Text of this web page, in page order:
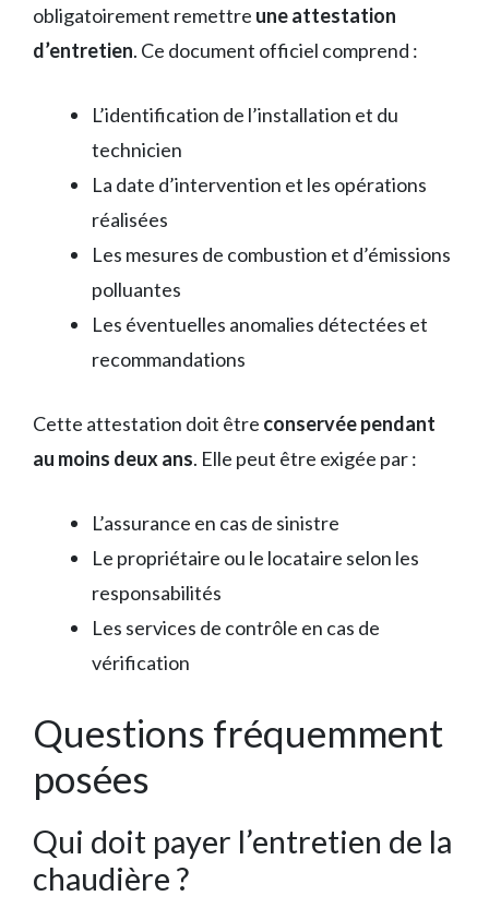
obligatoirement remettre une attestation
d’entretien. Ce document officiel comprend :
L’identification de l’installation et du
technicien
La date d’intervention et les opérations
réalisées
Les mesures de combustion et d’émissions
polluantes
Les éventuelles anomalies détectées et
recommandations
Cette attestation doit être conservée pendant
au moins deux ans. Elle peut être exigée par :
L’assurance en cas de sinistre
Le propriétaire ou le locataire selon les
responsabilités
Les services de contrôle en cas de
vérification
Questions fréquemment
posées
Qui doit payer l’entretien de la
chaudière ?